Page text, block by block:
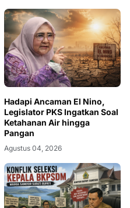
Hadapi Ancaman El Nino,
Legislator PKS Ingatkan Soal
Ketahanan Air hingga
Pangan
Agustus 04, 2026